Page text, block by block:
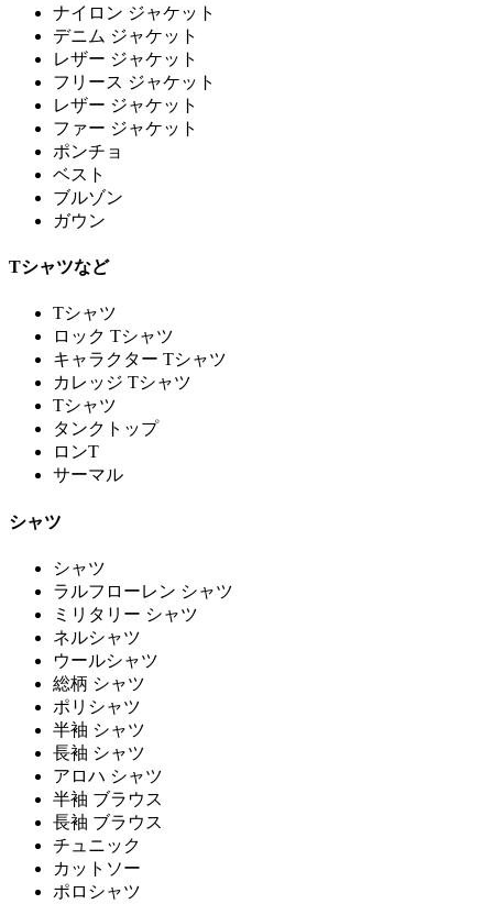
ナイロン ジャケット
デニム ジャケット
レザー ジャケット
フリース ジャケット
レザー ジャケット
ファー ジャケット
ポンチョ
ベスト
ブルゾン
ガウン
Tシャツなど
Tシャツ
ロック Tシャツ
キャラクター Tシャツ
カレッジ Tシャツ
Tシャツ
タンクトップ
ロンT
サーマル
シャツ
シャツ
ラルフローレン シャツ
ミリタリー シャツ
ネルシャツ
ウールシャツ
総柄 シャツ
ポリシャツ
半袖 シャツ
長袖 シャツ
アロハ シャツ
半袖 ブラウス
長袖 ブラウス
チュニック
カットソー
ポロシャツ